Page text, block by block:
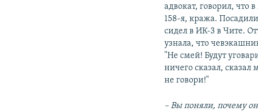
адвокат, говорил, что
158-я, кража.
сидел в ИК-3 в Чите.
узнала, что
"Не смей! Будут
ничего сказал, сказал
не говори!"
– Вы поняли, почему